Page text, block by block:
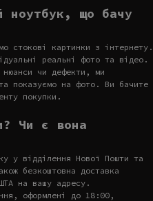
ноутбук, що бачу
стокові картинки з інтернету.
реальні фото та відео.
нюанси чи дефекти, ми
показуємо на фото. Ви бачите
покупки.
Чи є вона
у відділення Нової Пошти та
безкоштовна доставка
на вашу адресу.
оформлені до 18:00,